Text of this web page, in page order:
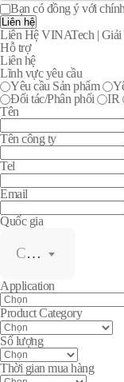
Bạn có đồng ý với
Liên hệ
Liên Hệ VINATech |
Hỗ trợ
Liên hệ
Lĩnh vực yêu cầu
Yêu cầu Sản phẩm
Đối tác/Phân phối
IR
Tên
Tên công ty
Tel
Email
Quốc gia
Chọn
Application
Product Category
Số lượng
Thời gian mua hàng